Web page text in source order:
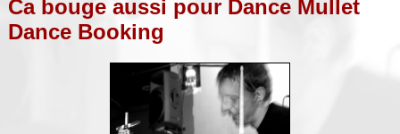
Ca bouge aussi pour Dance Mullet
Dance Booking